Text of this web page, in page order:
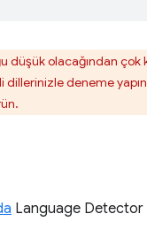
düşük olacağından çok
dillerinizle deneme
Language Detector